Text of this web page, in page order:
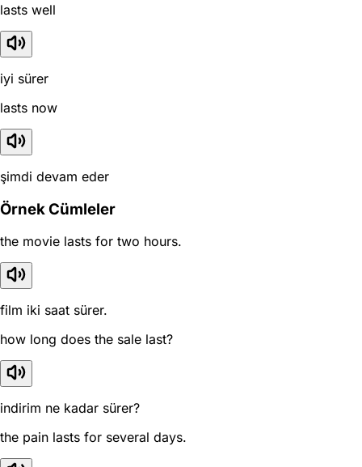
lasts well
iyi sürer
lasts now
şimdi devam eder
Örnek Cümleler
the movie lasts for two hours.
film iki saat sürer.
how long does the sale last?
indirim ne kadar sürer?
the pain lasts for several days.